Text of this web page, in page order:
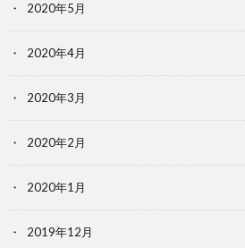
2020年5月
2020年4月
2020年3月
2020年2月
2020年1月
2019年12月